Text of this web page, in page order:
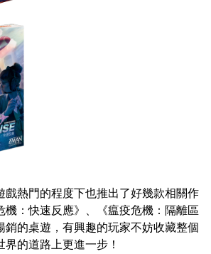
戲熱門的程度下也推出了好幾款相關作
機：快速反應》、《瘟疫危機：隔離區
銷的桌遊，有興趣的玩家不妨收藏整個
的道路上更進一步！